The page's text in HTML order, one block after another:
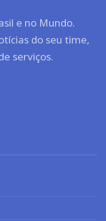
e no Mundo.
do seu time,
serviços.